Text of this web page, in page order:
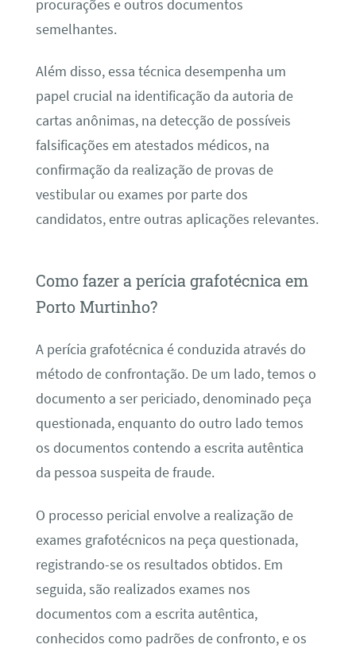
procurações e outros documentos
semelhantes.
Além disso, essa técnica desempenha um
papel crucial na identificação da autoria de
cartas anônimas, na detecção de possíveis
falsificações em atestados médicos, na
confirmação da realização de provas de
vestibular ou exames por parte dos
candidatos, entre outras aplicações relevantes.
Como fazer a perícia grafotécnica em
Porto Murtinho?
A perícia grafotécnica é conduzida através do
método de confrontação. De um lado, temos o
documento a ser periciado, denominado peça
questionada, enquanto do outro lado temos
os documentos contendo a escrita autêntica
da pessoa suspeita de fraude.
O processo pericial envolve a realização de
exames grafotécnicos na peça questionada,
registrando-se os resultados obtidos. Em
seguida, são realizados exames nos
documentos com a escrita autêntica,
conhecidos como padrões de confronto, e os